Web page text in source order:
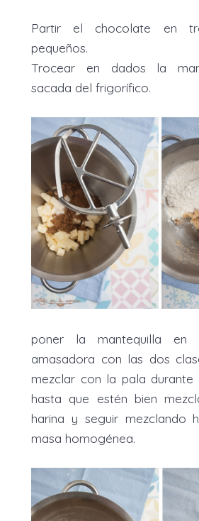
Partir el chocolate en
pequeños.
Trocear en dados la
sacada del frigorífico.
poner la mantequilla
amasadora con las dos
mezclar con la pala durante
hasta que estén bien
harina y seguir mezclando
masa homogénea.